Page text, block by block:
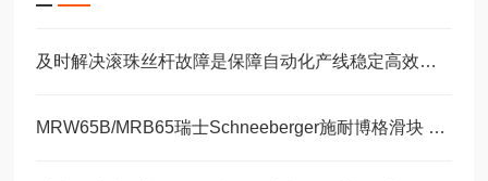
及时解决滚珠丝杆故障是保障自动化产线稳定高效的关键
MRW65B/MRB65瑞士Schneeberger施耐博格滑块 导轨